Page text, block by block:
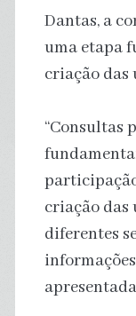
Dantas, a
uma etapa
criação das
“Consultas
criação das
diferentes